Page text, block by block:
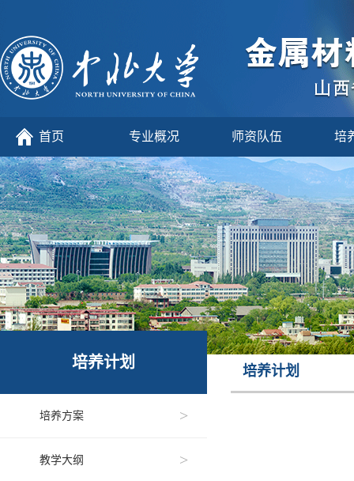
首页 专业概况 师资队伍 培
培养计划
培养方案 >
教学大纲 >
培养计划